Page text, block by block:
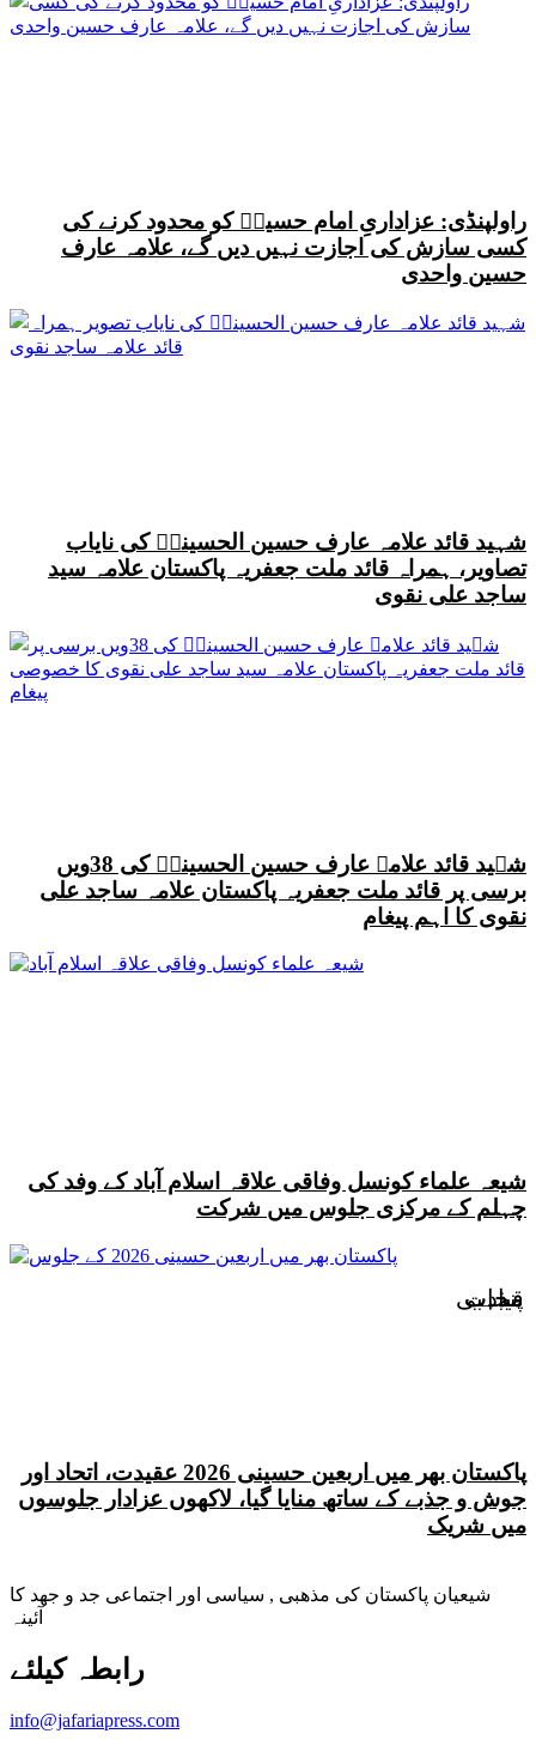
پنجاب
قیادت
مذہبی
راولپنڈی: عزاداریِ امام حسینؑ کو محدود کرنے کی
کسی سازش کی اجازت نہیں دیں گے، علامہ عارف
حسین واحدی
شہید قائد علامہ عارف حسین الحسینیؒ کی نایاب
تصاویر، ہمراہ قائد ملت جعفریہ پاکستان علامہ سید
ساجد علی نقوی
شہید قائد علامہ عارف حسین الحسینیؒ کی 38ویں
برسی پر قائد ملت جعفریہ پاکستان علامہ ساجد علی
نقوی کا اہم پیغام
شیعہ علماء کونسل وفاقی علاقہ اسلام آباد کے وفد کی
چہلم کے مرکزی جلوس میں شرکت
پاکستان بھر میں اربعین حسینی 2026 عقیدت، اتحاد اور
جوش و جذبے کے ساتھ منایا گیا، لاکھوں عزادار جلوسوں
میں شریک
شیعیان پاکستان کی مذهبی , سیاسی اور اجتماعی جد و جهد کا
آئینہ
info@jafariapress.com​